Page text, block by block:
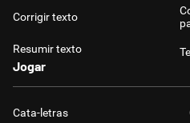
Corrigir texto
Resumir texto
Jogar
Cata-letras